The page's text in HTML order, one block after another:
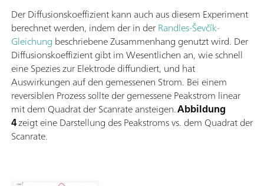
Der Diffusionskoeffizient kann auch aus diesem Experiment
berechnet werden, indem der in derRandles-Ševčík-
Gleichung beschriebene Zusammenhang genutzt wird. Der
Diffusionskoeffizient gibt im Wesentlichen an, wie schnell
eine Spezies zur Elektrode diffundiert, und hat
Auswirkungen auf den gemessenen Strom. Bei einem
reversiblen Prozess sollte der gemessene Peakstrom linear
mit dem Quadrat der Scanrate ansteigen.Abbildung
4zeigt eine Darstellung des Peakstroms vs. dem Quadrat der
Scanrate.